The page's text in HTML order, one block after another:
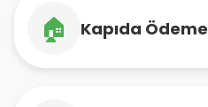
🏠 Kapıda Ödeme